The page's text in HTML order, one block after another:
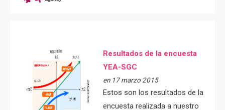
Resultados de la encuesta
YEA-SGC
en 17 marzo 2015
Estos son los resultados de la
encuesta realizada a nuestro